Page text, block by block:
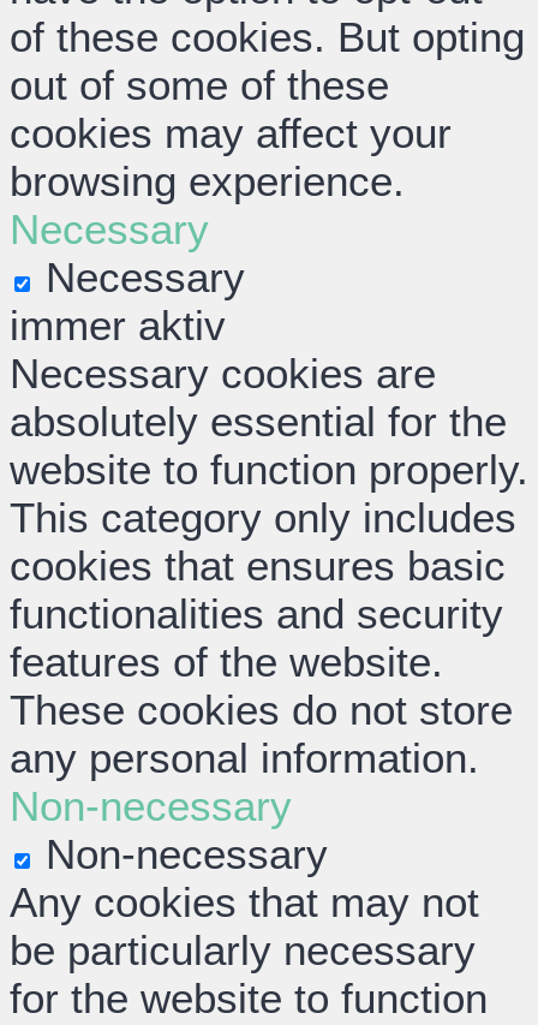
of these cookies. But opting
out of some of these
cookies may affect your
browsing experience.
Necessary
Necessary
immer aktiv
Necessary cookies are
absolutely essential for the
website to function properly.
This category only includes
cookies that ensures basic
functionalities and security
features of the website.
These cookies do not store
any personal information.
Non-necessary
Non-necessary
Any cookies that may not
be particularly necessary
for the website to function